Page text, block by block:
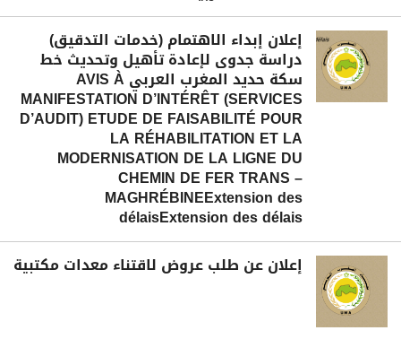
إعلان إبداء الاهتمام (خدمات التدقيق)
دراسة جدوى لإعادة تأهيل وتحديث خط
سكة حديد المغرب العربي AVIS À
MANIFESTATION D’INTÉRÊT (SERVICES
D’AUDIT) ETUDE DE FAISABILITÉ POUR
LA RÉHABILITATION ET LA
MODERNISATION DE LA LIGNE DU
CHEMIN DE FER TRANS –
MAGHRÉBINEExtension des
délaisExtension des délais
إعلان عن طلب عروض لاقتناء معدات مكتبية